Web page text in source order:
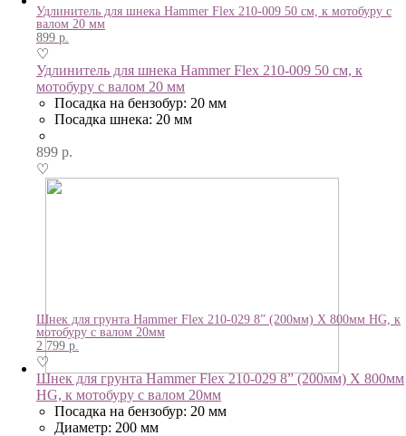
Удлинитель для шнека Hammer Flex 210-009 50 см, к мотобуру с
валом 20 мм
899 р.
♡
Удлинитель для шнека Hammer Flex 210-009 50 см, к
мотобуру с валом 20 мм
Посадка на бензобур: 20 мм
Посадка шнека: 20 мм
899 р.
♡
Шнек для грунта Hammer Flex 210-029 8” (200мм) X 800мм HG, к
мотобуру с валом 20мм
2 799 р.
♡
Шнек для грунта Hammer Flex 210-029 8” (200мм) X 800мм
HG, к мотобуру с валом 20мм
Посадка на бензобур: 20 мм
Диаметр: 200 мм